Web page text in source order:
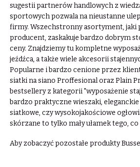
sugestii partnerów handlowych z
sportowych pozwala na nieustanne
firmy. Wszechstronny asortyment, jaki
producent, zaskakuje bardzo dobrym
ceny. Znajdziemy tu kompletne
jeźdźca, a także wiele akcesorii
Popularne i bardzo cenione przez
siatki na siano Proffesional oraz Plain
bestsellery z kategorii "wyposażenie
bardzo praktyczne wieszaki,
siatkowe, czy wysokojakościowe
skórzane to tylko mały ułamek tego,
Aby zobaczyć pozostałe produkty